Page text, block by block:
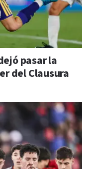
pasar la
del Clausura